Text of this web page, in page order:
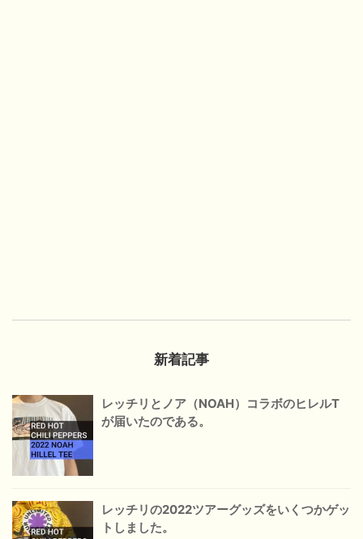
新着記事
レッチリとノア（NOAH）コラボのヒレルT
が届いたのである。
レッチリの2022ツアーグッズをいくつかゲッ
トしました。